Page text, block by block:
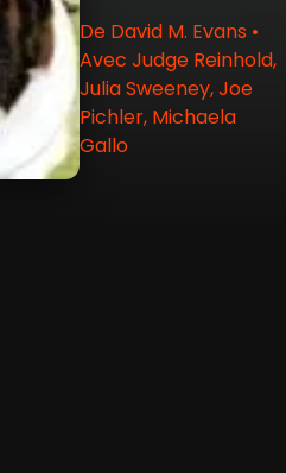
De David M. Evans •
Avec Judge Reinhold,
Julia Sweeney, Joe
Pichler, Michaela
Gallo